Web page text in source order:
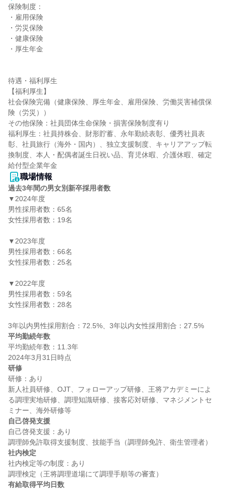
保険制度：
・雇用保険
・労災保険
・健康保険
・厚生年金
待遇・福利厚生
【福利厚生】
社会保険完備（健康保険、厚生年金、雇用保険、労働災害補償保
険（労災））
その他保険：社員団体生命保険・損害保険制度有り
福利厚生：社員持株会、財形貯蓄、永年勤続表彰、優秀社員表
彰、社員旅行（海外・国内）、独立支援制度、キャリアアップ転
換制度、本人・配偶者誕生日祝い品、育児休暇、介護休暇、確定
給付型企業年金
職場情報
過去3年間の男女別新卒採用者数
▼2024年度
男性採用者数：65名
女性採用者数：19名
▼2023年度
男性採用者数：66名
女性採用者数：25名
▼2022年度
男性採用者数：59名
女性採用者数：28名
平均勤続年数
平均勤続年数：11.3年
研修
研修：あり
新人社員研修、OJT、フォローアップ研修、王将アカデミーによ
る調理実地研修、調理知識研修、接客応対研修、マネジメントセ
自己啓発支援
自己啓発支援：あり
社内検定
社内検定等の制度：あり
有給取得平均日数